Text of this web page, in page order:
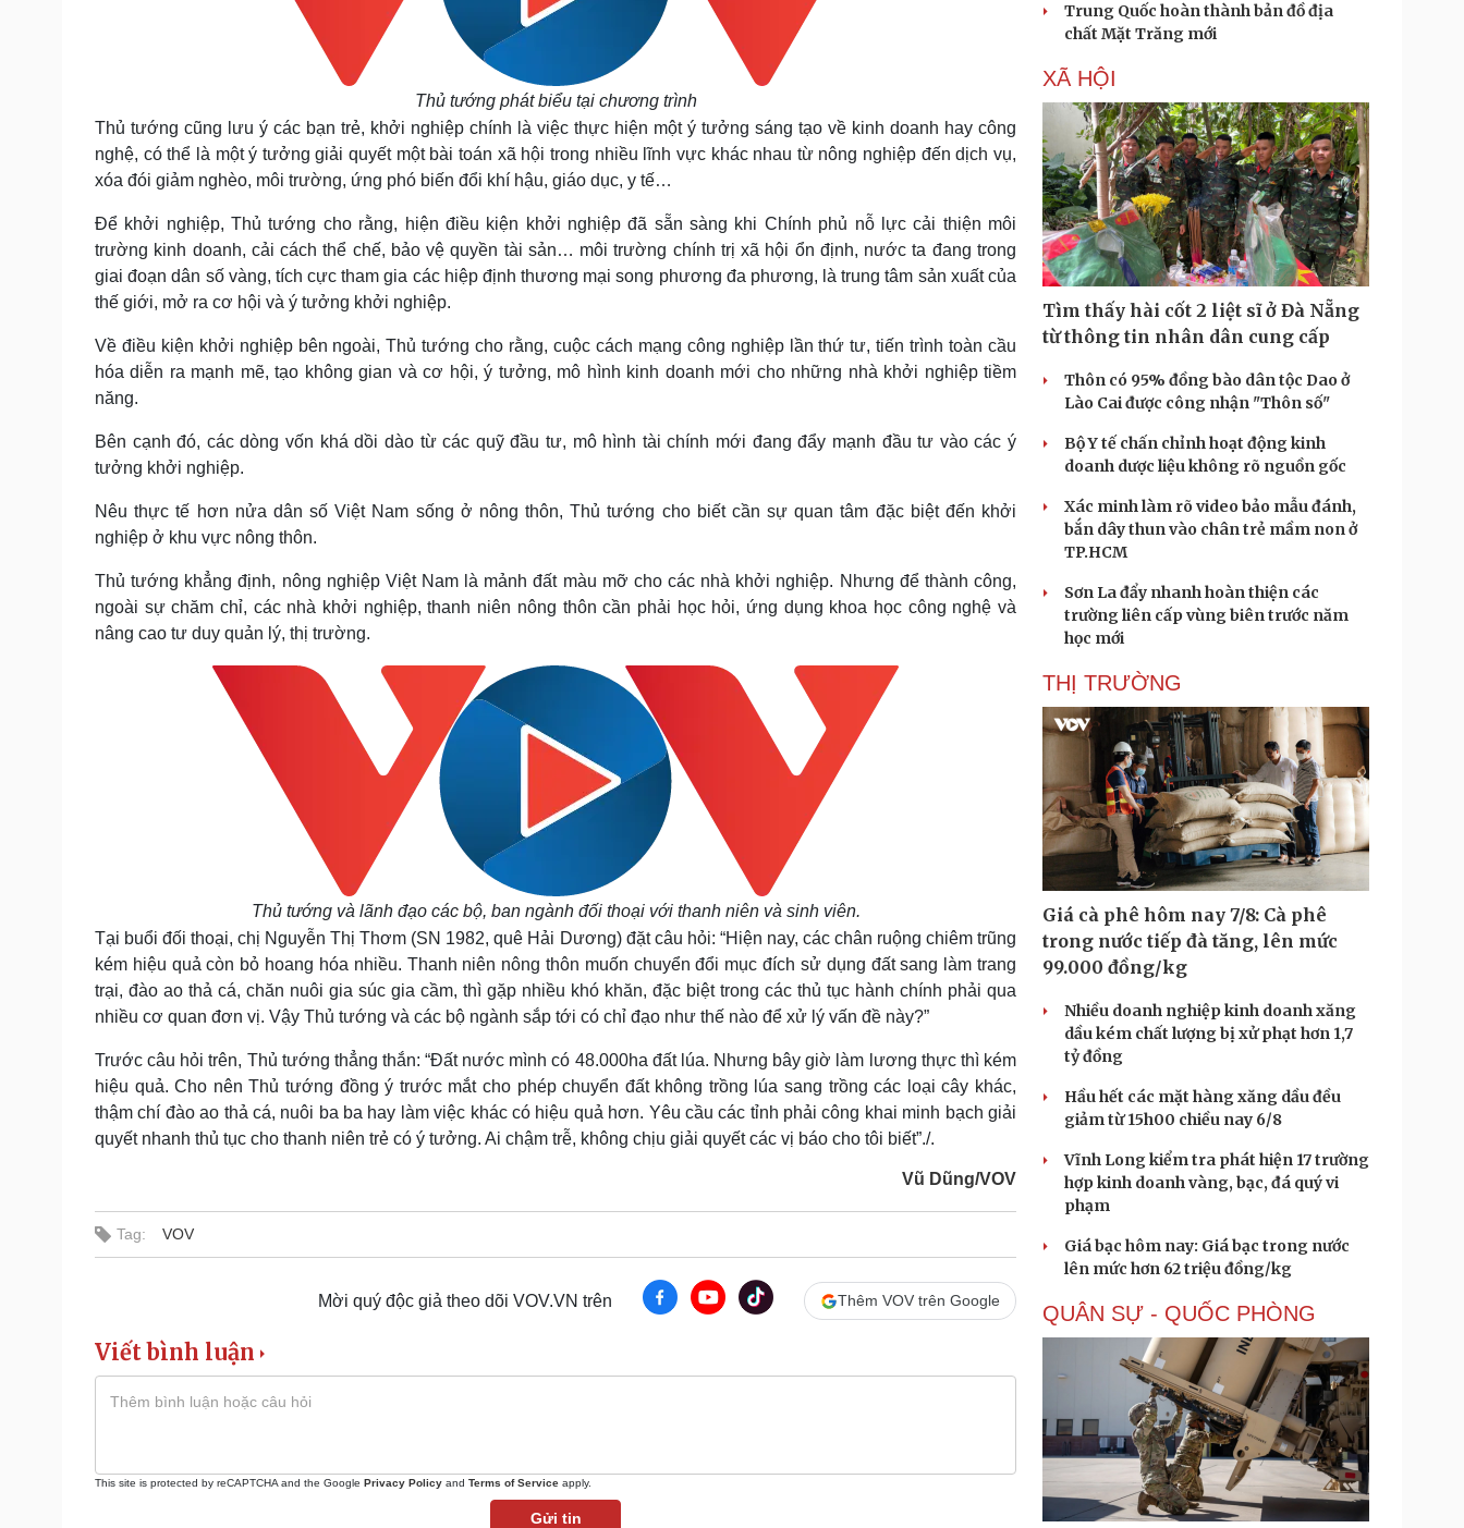
Thủ tướng phát biểu tại chương trình
Thủ tướng cũng lưu ý các bạn trẻ, khởi nghiệp chính là việc thực hiện một ý tưởng sáng tạo về kinh doanh hay công
nghệ, có thể là một ý tưởng giải quyết một bài toán xã hội trong nhiều lĩnh vực khác nhau từ nông nghiệp đến dịch vụ,
xóa đói giảm nghèo, môi trường, ứng phó biến đổi khí hậu, giáo dục, y tế…
Để khởi nghiệp, Thủ tướng cho rằng, hiện điều kiện khởi nghiệp đã sẵn sàng khi Chính phủ nỗ lực cải thiện môi
trường kinh doanh, cải cách thể chế, bảo vệ quyền tài sản… môi trường chính trị xã hội ổn định, nước ta đang trong
giai đoạn dân số vàng, tích cực tham gia các hiệp định thương mại song phương đa phương, là trung tâm sản xuất của
thế giới, mở ra cơ hội và ý tưởng khởi nghiệp.
Về điều kiện khởi nghiệp bên ngoài, Thủ tướng cho rằng, cuộc cách mạng công nghiệp lần thứ tư, tiến trình toàn cầu
hóa diễn ra mạnh mẽ, tạo không gian và cơ hội, ý tưởng, mô hình kinh doanh mới cho những nhà khởi nghiệp tiềm
năng.
Bên cạnh đó, các dòng vốn khá dồi dào từ các quỹ đầu tư, mô hình tài chính mới đang đẩy mạnh đầu tư vào các ý
tưởng khởi nghiệp.
Nêu thực tế hơn nửa dân số Việt Nam sống ở nông thôn, Thủ tướng cho biết cần sự quan tâm đặc biệt đến khởi
nghiệp ở khu vực nông thôn.
Thủ tướng khẳng định, nông nghiệp Việt Nam là mảnh đất màu mỡ cho các nhà khởi nghiệp. Nhưng để thành công,
ngoài sự chăm chỉ, các nhà khởi nghiệp, thanh niên nông thôn cần phải học hỏi, ứng dụng khoa học công nghệ và
nâng cao tư duy quản lý, thị trường.
Thủ tướng và lãnh đạo các bộ, ban ngành đối thoại với thanh niên và sinh viên.
Tại buổi đối thoại, chị Nguyễn Thị Thơm (SN 1982, quê Hải Dương) đặt câu hỏi: “Hiện nay, các chân ruộng chiêm trũng
kém hiệu quả còn bỏ hoang hóa nhiều. Thanh niên nông thôn muốn chuyển đổi mục đích sử dụng đất sang làm trang
trại, đào ao thả cá, chăn nuôi gia súc gia cầm, thì gặp nhiều khó khăn, đặc biệt trong các thủ tục hành chính phải qua
nhiều cơ quan đơn vị. Vậy Thủ tướng và các bộ ngành sắp tới có chỉ đạo như thế nào để xử lý vấn đề này?”
Trước câu hỏi trên, Thủ tướng thẳng thắn: “Đất nước mình có 48.000ha đất lúa. Nhưng bây giờ làm lương thực thì kém
hiệu quả. Cho nên Thủ tướng đồng ý trước mắt cho phép chuyển đất không trồng lúa sang trồng các loại cây khác,
thậm chí đào ao thả cá, nuôi ba ba hay làm việc khác có hiệu quả hơn. Yêu cầu các tỉnh phải công khai minh bạch giải
quyết nhanh thủ tục cho thanh niên trẻ có ý tưởng. Ai chậm trễ, không chịu giải quyết các vị báo cho tôi biết”./.
Vũ Dũng/VOV
Tag: VOV
Mời quý độc giả theo dõi VOV.VN trên Thêm VOV trên Google
Viết bình luận
This site is protected by reCAPTCHA and the Google Privacy Policy and Terms of Service apply.
Gửi tin
Trung Quốc hoàn thành bản đồ địa
chất Mặt Trăng mới
XÃ HỘI
Tìm thấy hài cốt 2 liệt sĩ ở Đà Nẵng
từ thông tin nhân dân cung cấp
Thôn có 95% đồng bào dân tộc Dao ở
Lào Cai được công nhận "Thôn số"
Bộ Y tế chấn chỉnh hoạt động kinh
doanh dược liệu không rõ nguồn gốc
Xác minh làm rõ video bảo mẫu đánh,
bắn dây thun vào chân trẻ mầm non ở
TP.HCM
Sơn La đẩy nhanh hoàn thiện các
trường liên cấp vùng biên trước năm
học mới
THỊ TRƯỜNG
Giá cà phê hôm nay 7/8: Cà phê
trong nước tiếp đà tăng, lên mức
99.000 đồng/kg
Nhiều doanh nghiệp kinh doanh xăng
dầu kém chất lượng bị xử phạt hơn 1,7
tỷ đồng
Hầu hết các mặt hàng xăng dầu đều
giảm từ 15h00 chiều nay 6/8
Vĩnh Long kiểm tra phát hiện 17 trường
hợp kinh doanh vàng, bạc, đá quý vi
phạm
Giá bạc hôm nay: Giá bạc trong nước
lên mức hơn 62 triệu đồng/kg
QUÂN SỰ - QUỐC PHÒNG